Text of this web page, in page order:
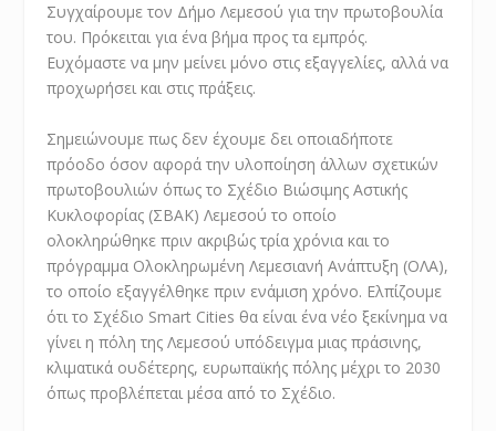
Συγχαίρουμε τον Δήμο Λεμεσού για την πρωτοβουλία
του. Πρόκειται για ένα βήμα προς τα εμπρός.
Ευχόμαστε να μην μείνει μόνο στις εξαγγελίες, αλλά να
προχωρήσει και στις πράξεις.
Σημειώνουμε πως δεν έχουμε δει οποιαδήποτε
πρόοδο όσον αφορά την υλοποίηση άλλων σχετικών
πρωτοβουλιών όπως το Σχέδιο Βιώσιμης Αστικής
Κυκλοφορίας (ΣΒΑΚ) Λεμεσού το οποίο
ολοκληρώθηκε πριν ακριβώς τρία χρόνια και το
πρόγραμμα Ολοκληρωμένη Λεμεσιανή Ανάπτυξη (ΟΛΑ),
το οποίο εξαγγέλθηκε πριν ενάμιση χρόνο. Ελπίζουμε
ότι το Σχέδιο Smart Cities θα είναι ένα νέο ξεκίνημα να
γίνει η πόλη της Λεμεσού υπόδειγμα μιας πράσινης,
κλιματικά ουδέτερης, ευρωπαϊκής πόλης μέχρι το 2030
όπως προβλέπεται μέσα από το Σχέδιο.